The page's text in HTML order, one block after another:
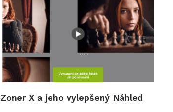
Zoner X a jeho vylepšený Náhled